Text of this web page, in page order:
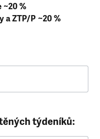
~20 %
a ZTP/P ~20 %
týdeníků: